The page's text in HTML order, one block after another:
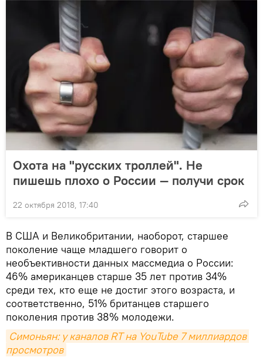
Охота на "русских троллей". Не
пишешь плохо о России — получи срок
22 октября 2018, 17:40
В США и Великобритании, наоборот, старшее
поколение чаще младшего говорит о
необъективности данных массмедиа о России:
46% американцев старше 35 лет против 34%
среди тех, кто еще не достиг этого возраста, и
соответственно, 51% британцев старшего
поколения против 38% молодежи.
Симоньян: у каналов RT на YouTube 7 миллиардов
просмотров